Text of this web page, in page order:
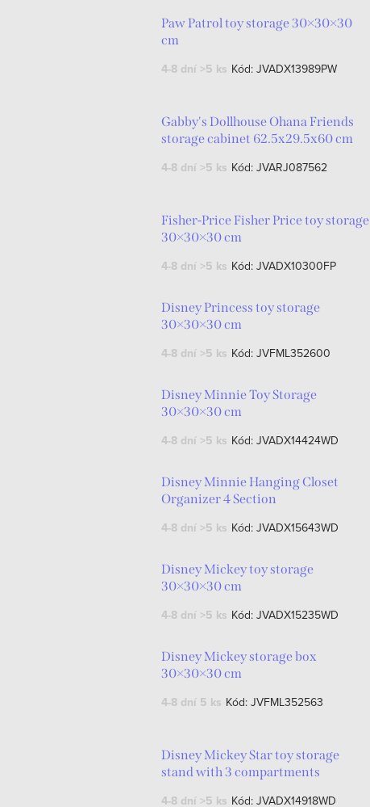
Paw Patrol toy storage 30×30×30
cm
4-8 dní >5 ks Kód: JVADX13989PW
Gabby's Dollhouse Ohana Friends
storage cabinet 62.5x29.5x60 cm
4-8 dní >5 ks Kód: JVARJ087562
Fisher-Price Fisher Price toy storage
30×30×30 cm
4-8 dní >5 ks Kód: JVADX10300FP
Disney Princess toy storage
30×30×30 cm
4-8 dní >5 ks Kód: JVFML352600
Disney Minnie Toy Storage
30×30×30 cm
4-8 dní >5 ks Kód: JVADX14424WD
Disney Minnie Hanging Closet
Organizer 4 Section
4-8 dní >5 ks Kód: JVADX15643WD
Disney Mickey toy storage
30×30×30 cm
4-8 dní >5 ks Kód: JVADX15235WD
Disney Mickey storage box
30×30×30 cm
4-8 dní 5 ks Kód: JVFML352563
Disney Mickey Star toy storage
stand with 3 compartments
4-8 dní >5 ks Kód: JVADX14918WD